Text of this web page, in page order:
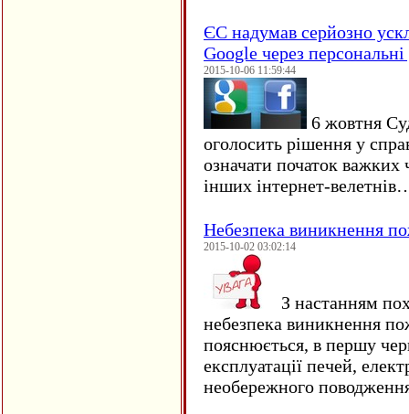
ЄC надумав серйозно
Google через персональні
2015-10-06 11:59:44
6 жовтня
оголосить рішення у
означати початок важких
інших інтернет-
Небезпека виникнення
2015-10-02 03:02:14
З настанням
небезпека виникнення
пояснюється, в першу
експлуатації печей,
необережного